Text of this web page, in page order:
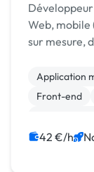
Web, mobile
sur mesure,
Application
Front-end
42 €/h